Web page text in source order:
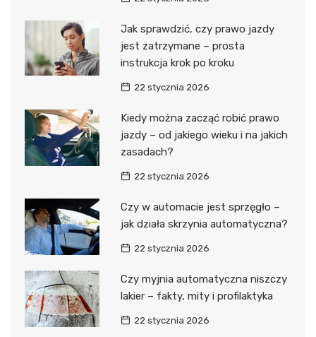
Jak sprawdzić, czy prawo jazdy
jest zatrzymane – prosta
instrukcja krok po kroku
22 stycznia 2026
Kiedy można zacząć robić prawo
jazdy – od jakiego wieku i na jakich
zasadach?
22 stycznia 2026
Czy w automacie jest sprzęgło –
jak działa skrzynia automatyczna?
22 stycznia 2026
Czy myjnia automatyczna niszczy
lakier – fakty, mity i profilaktyka
22 stycznia 2026